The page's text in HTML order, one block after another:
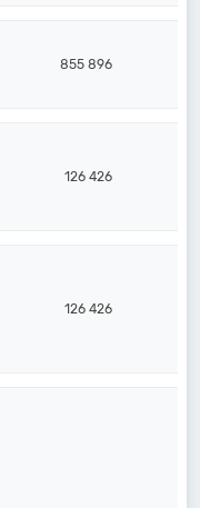
855 896
126 426
126 426